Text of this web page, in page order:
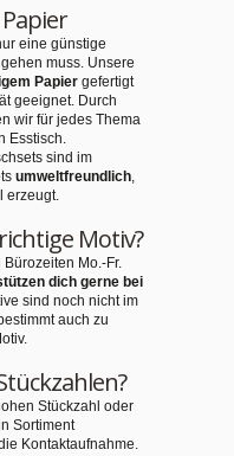
eine günstige
muss. Unsere
Papier gefertigt
geeignet. Durch
wir für jedes Thema
Esstisch.
sind im
umweltfreundlich,
erzeugt.
Motiv?
Mo.-Fr.
dich gerne bei
sind noch nicht im
auch zu
Stückzahl oder
Sortiment
Kontaktaufnahme.